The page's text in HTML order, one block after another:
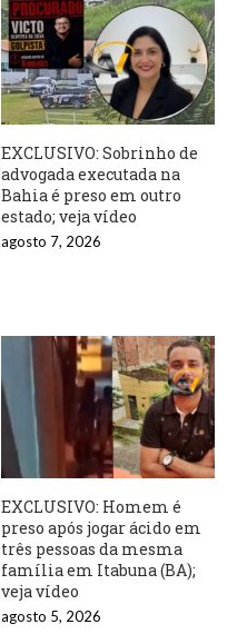
EXCLUSIVO: Sobrinho de
advogada executada na
Bahia é preso em outro
estado; veja vídeo
agosto 7, 2026
EXCLUSIVO: Homem é
preso após jogar ácido em
três pessoas da mesma
família em Itabuna (BA);
veja vídeo
agosto 5, 2026